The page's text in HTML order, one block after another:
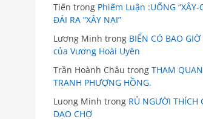
Tiến trong Phiếm Luận :UỐNG “XÂY-
ĐÁI RA “XÂY NẠI”
Lương Minh trong BIỂN CÓ BAO
của Vương Hoài Uyên
Trần Hoành Châu trong THAM
TRANH PHƯỢNG HỒNG.
Luong Minh trong RỦ NGƯỜI THÍCH
DẠO CHỢ